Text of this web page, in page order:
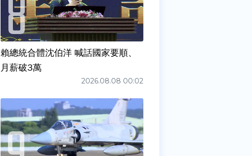
賴總統合體沈伯洋 喊話國家要順、
月薪破3萬
2026.08.08 00:02